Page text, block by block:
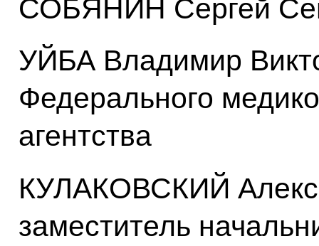
СОБЯНИН Сергей
УЙБА Владимир
Федерального
агентства
КУЛАКОВСКИЙ
заместитель